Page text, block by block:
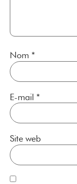
Nom *
E-mail *
Site web